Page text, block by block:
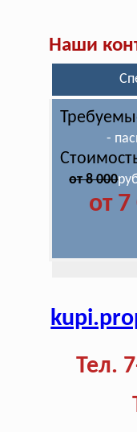
Наши
-
от 8 000
от
Тел.